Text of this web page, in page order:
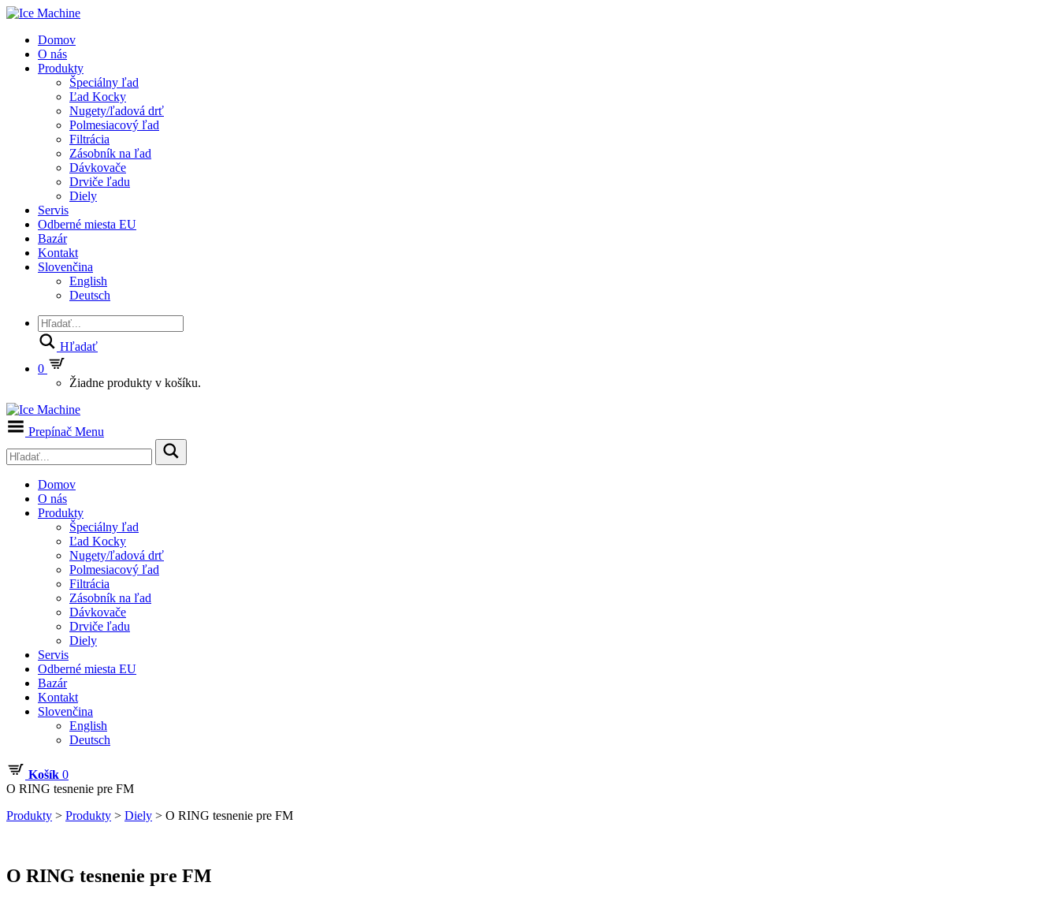
Domov
O nás
Produkty
Špeciálny ľad
Ľad Kocky
Nugety/ľadová drť
Polmesiacový ľad
Filtrácia
Zásobník na ľad
Dávkovače
Drviče ľadu
Diely
Servis
Odberné miesta EU
Bazár
Kontakt
Slovenčina
English
Deutsch
Hľadať
0
Žiadne produkty v košíku.
Prepínač Menu
Domov
O nás
Produkty
Špeciálny ľad
Ľad Kocky
Nugety/ľadová drť
Polmesiacový ľad
Filtrácia
Zásobník na ľad
Dávkovače
Drviče ľadu
Diely
Servis
Odberné miesta EU
Bazár
Kontakt
Slovenčina
English
Deutsch
Košík 0
O RING tesnenie pre FM
Produkty > Produkty > Diely > O RING tesnenie pre FM
O RING tesnenie pre FM